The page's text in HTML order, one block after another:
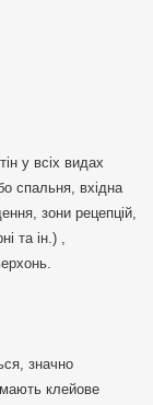
у всіх видах
спальня, вхідна
зони рецепцій,
та ін.) ,
значно
клейове